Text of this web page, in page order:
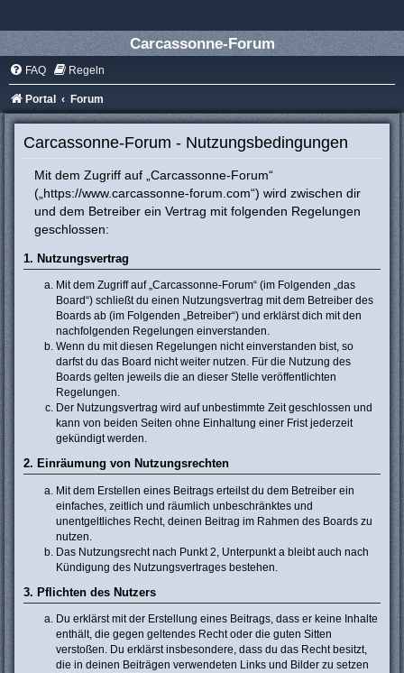
Carcassonne-Forum
FAQ Regeln
Portal Forum
Carcassonne-Forum - Nutzungsbedingungen
Mit dem Zugriff auf „Carcassonne-Forum“
(„https://www.carcassonne-forum.com“) wird zwischen dir
und dem Betreiber ein Vertrag mit folgenden Regelungen
geschlossen:
1. Nutzungsvertrag
Mit dem Zugriff auf „Carcassonne-Forum“ (im Folgenden „das
Board“) schließt du einen Nutzungsvertrag mit dem Betreiber des
Boards ab (im Folgenden „Betreiber“) und erklärst dich mit den
nachfolgenden Regelungen einverstanden.
Wenn du mit diesen Regelungen nicht einverstanden bist, so
darfst du das Board nicht weiter nutzen. Für die Nutzung des
Boards gelten jeweils die an dieser Stelle veröffentlichten
Regelungen.
Der Nutzungsvertrag wird auf unbestimmte Zeit geschlossen und
kann von beiden Seiten ohne Einhaltung einer Frist jederzeit
gekündigt werden.
2. Einräumung von Nutzungsrechten
Mit dem Erstellen eines Beitrags erteilst du dem Betreiber ein
einfaches, zeitlich und räumlich unbeschränktes und
unentgeltliches Recht, deinen Beitrag im Rahmen des Boards zu
nutzen.
Das Nutzungsrecht nach Punkt 2, Unterpunkt a bleibt auch nach
Kündigung des Nutzungsvertrages bestehen.
3. Pflichten des Nutzers
Du erklärst mit der Erstellung eines Beitrags, dass er keine Inhalte
enthält, die gegen geltendes Recht oder die guten Sitten
verstoßen. Du erklärst insbesondere, dass du das Recht besitzt,
die in deinen Beiträgen verwendeten Links und Bilder zu setzen